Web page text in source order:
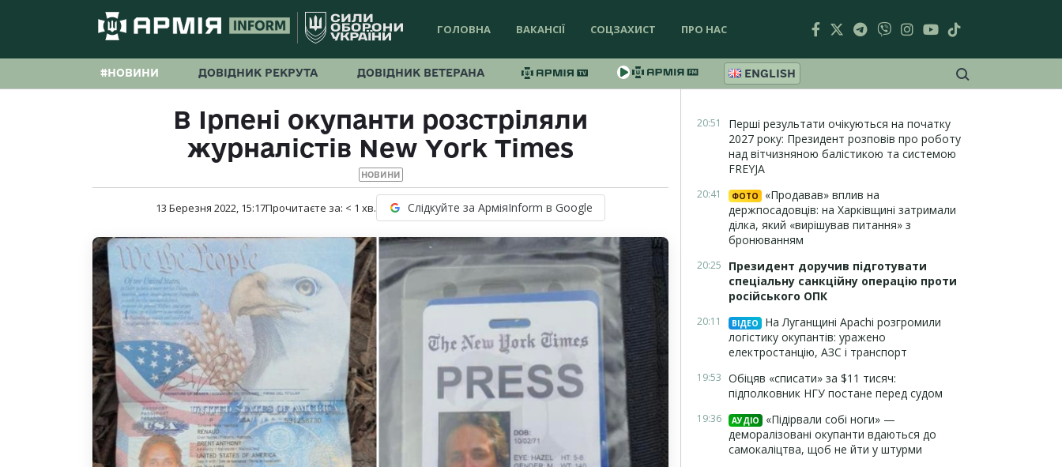
ГОЛОВНА ВАКАНСІЇ СОЦЗАХИСТ ПРО НАС
#НОВИНИ ДОВІДНИК РЕКРУТА ДОВІДНИК ВЕТЕРАНА ENGLISH
В Ірпені окупанти розстріляли
журналістів New York Times
НОВИНИ
13 Березня 2022, 15:17Прочитаєте за: < 1 хв. Слідкуйте за АрміяInform в Google
20:51
Перші результати очікуються на початку
2027 року: Президент розповів про роботу
над вітчизняною балістикою та системою
FREYJA
20:41 ФОТО
«Продавав» вплив на
держпосадовців: на Харківщині затримали
ділка, який «вирішував питання» з
бронюванням
20:25
Президент доручив підготувати
спеціальну санкційну операцію проти
російського ОПК
20:11 ВІДЕО
На Луганщині Apachi розгромили
логістику окупантів: уражено
електростанцію, АЗС і транспорт
19:53 Обіцяв «списати» за $11 тисяч:
підполковник НГУ постане перед судом
19:36 АУДІО
«Підірвали собі ноги» —
деморалізовані окупанти вдаються до
самокаліцтва, щоб не йти у штурми